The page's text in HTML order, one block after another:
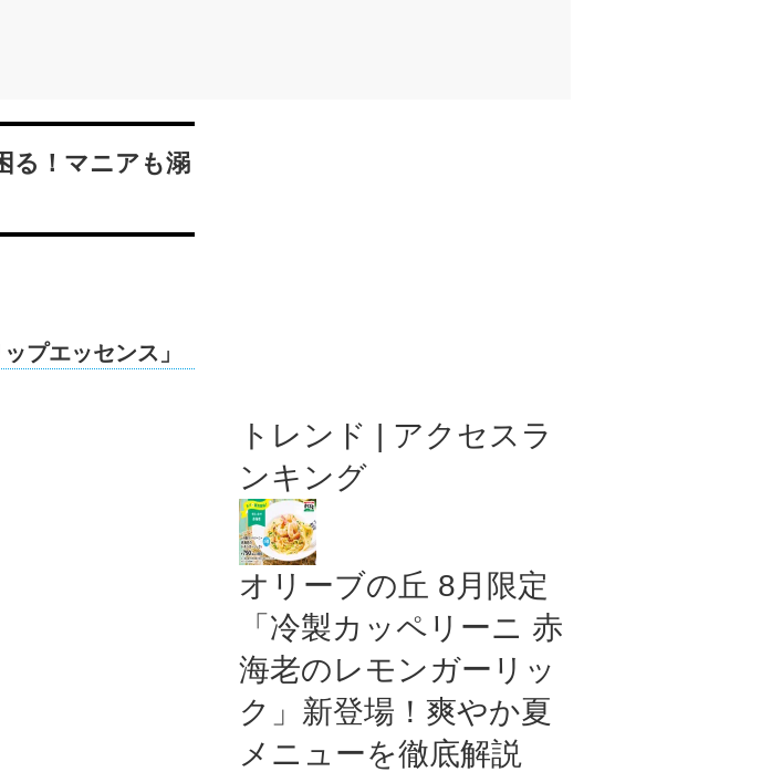
る！マニアも溺
プエッセンス」
トレンド | アクセスラ
ンキング
オリーブの丘 8月限定
「冷製カッペリーニ 赤
海老のレモンガーリッ
ク」新登場！爽やか夏
メニューを徹底解説